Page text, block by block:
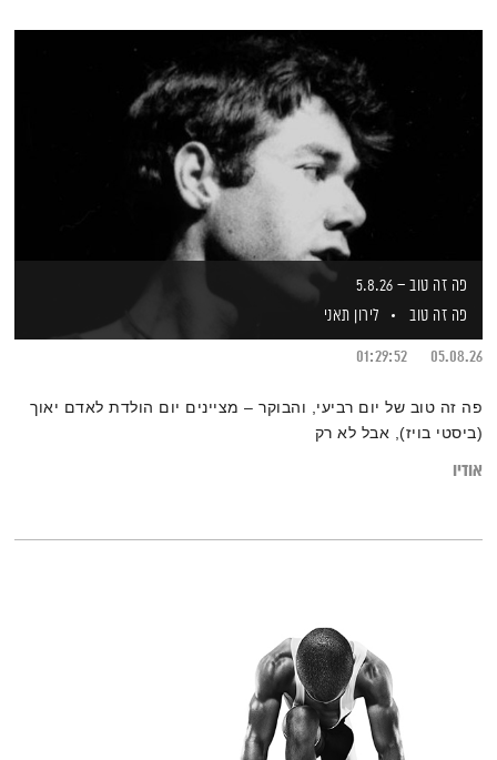
פה זה טוב – 5.8.26
פה זה טוב
לירון תאני
05.08.26
01:29:52
פה זה טוב של יום רביעי, והבוקר – מציינים יום הולדת לאדם יאוך
(ביסטי בויז), אבל לא רק
אודיו